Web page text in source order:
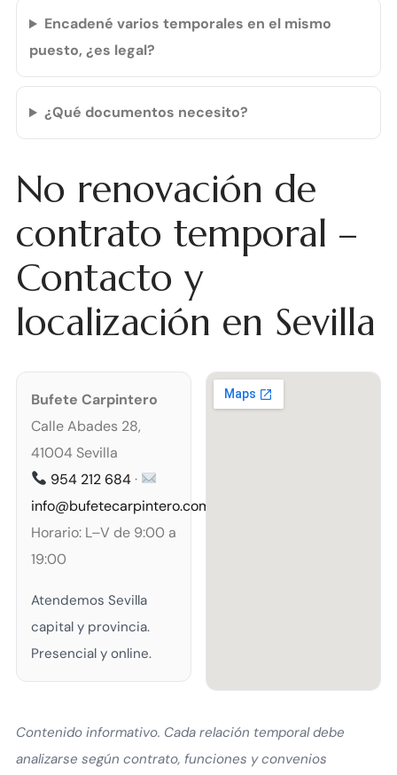
Encadené varios temporales en el mismo
puesto, ¿es legal?
¿Qué documentos necesito?
No renovación de
contrato temporal –
Contacto y
localización en Sevilla
Bufete Carpintero
Calle Abades 28,
41004 Sevilla
954 212 684·
info@bufetecarpintero.com
Horario: L–V de 9:00 a
19:00
Atendemos Sevilla
capital y provincia.
Presencial y online.
Contenido informativo. Cada relación temporal debe
analizarse según contrato, funciones y convenios